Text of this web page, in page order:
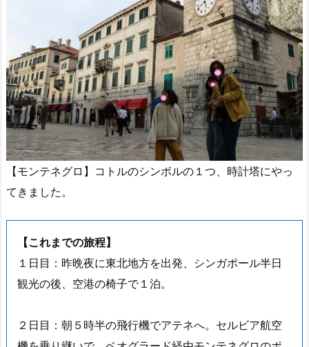
【モンテネグロ】コトルのシンボルの１つ、時計塔にやっ
てきました。
【これまでの旅程】
１日目：昨晩夜に東北地方を出発、シンガポール半日
観光の後、空港の椅子で１泊。
２日目：朝５時半の飛行機でアテネへ。セルビア航空